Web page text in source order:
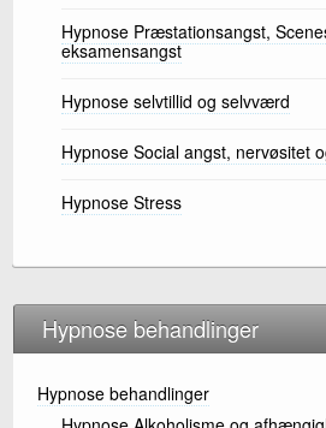
Hypnose Præstationsangst,
eksamensangst
Hypnose selvtillid og selvværd
Hypnose Social angst, nervøsitet
Hypnose Stress
Hypnose behandlinger
Hypnose behandlinger